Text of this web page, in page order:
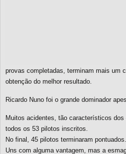
provas completadas, terminam mais um
obtenção do melhor resultado.
Ricardo Nuno foi o grande dominador
Muitos acidentes, tão característicos
todos os 53 pilotos inscritos.
No final, 45 pilotos terminaram pontuados.
Uns com alguma vantagem, mas a